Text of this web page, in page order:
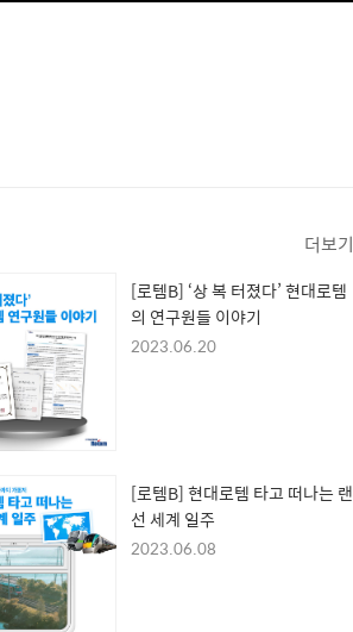
더보기
[로템B] ‘상 복 터졌다’ 현대로템
의 연구원들 이야기
2023.06.20
[로템B] 현대로템 타고 떠나는 랜
선 세계 일주
2023.06.08